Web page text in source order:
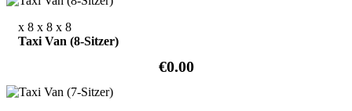
x 8 x 8 x 8
Taxi Van (8-Sitzer)
€0.00